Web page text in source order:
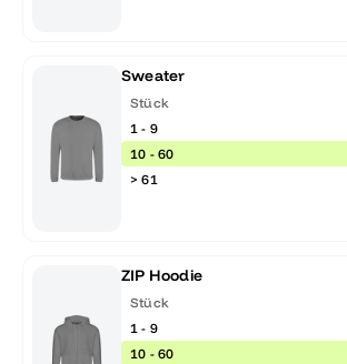
Sweater
Stück
1 - 9
10 - 60
> 61
ZIP Hoodie
Stück
1 - 9
10 - 60